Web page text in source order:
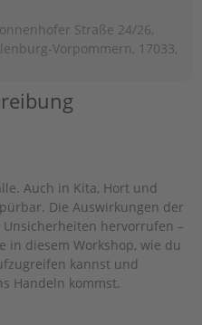
Straße 24/26,
Vorpommern, 17033,
Auch in Kita, Hort und
Die Auswirkungen der
hervorrufen –
in diesem Workshop, wie du
kannst und
Handeln kommst.